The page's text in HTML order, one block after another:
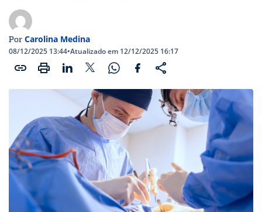
Por Carolina Medina
08/12/2025 13:44•Atualizado em 12/12/2025 16:17